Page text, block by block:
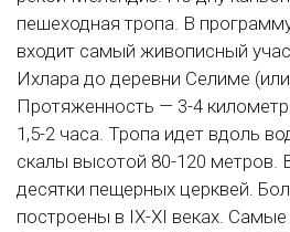
пешеходная тропа. В
входит самый живописный
Ихлара до деревни Селиме
Протяженность — 3-4
1,5-2 часа. Тропа идет вдоль
скалы высотой 80-120 метров.
десятки пещерных церквей.
построены в IX-XI веках.